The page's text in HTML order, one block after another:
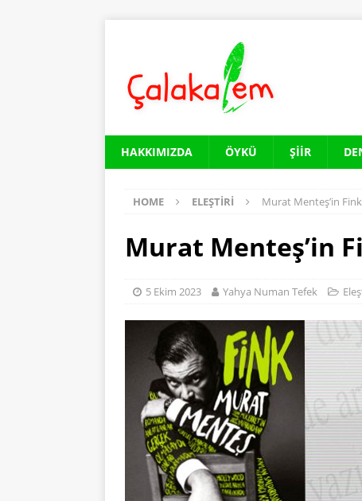
HAKKIMIZDA ÖYKÜ ŞIIR
HOME ELEŞTIRI Murat Menteş’in
Murat Menteş’in
5 Ekim 2023 Yahya Numan Tefek